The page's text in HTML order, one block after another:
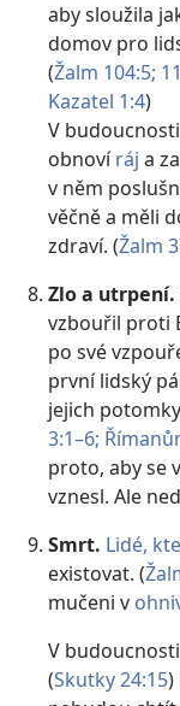
aby sloužila
domov pro
(Žalm 104:5;
Kazatel 1:4)
V
obnovíráj a
v něm
věčně a měli
zdraví. (Žalm
Zlo a utrpení.
vzbouřil proti
po své
první lidský
jejich
3:1–6;
proto, aby se
vznesl. Ale
Smrt. Lidé,
existovat. (
mučeni v
V
(Skutky 24:15)